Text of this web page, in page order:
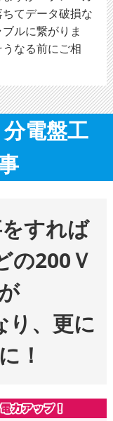
てデータ破損な
ルに繋がりま
なる前にご相
電盤工
すれば
の200Ｖ
り、更に
！